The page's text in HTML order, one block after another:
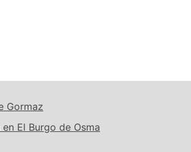
Gormaz
El Burgo de Osma